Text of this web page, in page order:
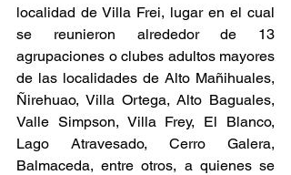
localidad de Villa Frei, lugar en el cual
se reunieron alrededor de 13
agrupaciones o clubes adultos mayores
de las localidades de Alto Mañihuales,
Ñirehuao, Villa Ortega, Alto Baguales,
Valle Simpson, Villa Frey, El Blanco,
Lago Atravesado, Cerro Galera,
Balmaceda, entre otros, a quienes se